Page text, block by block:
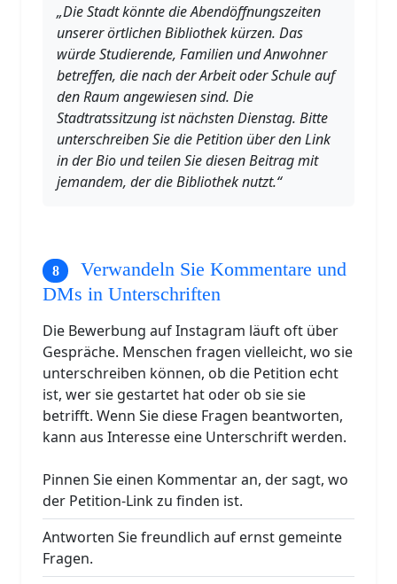
„Die Stadt könnte die Abendöffnungszeiten
unserer örtlichen Bibliothek kürzen. Das
würde Studierende, Familien und Anwohner
betreffen, die nach der Arbeit oder Schule auf
den Raum angewiesen sind. Die
Stadtratssitzung ist nächsten Dienstag. Bitte
unterschreiben Sie die Petition über den Link
in der Bio und teilen Sie diesen Beitrag mit
jemandem, der die Bibliothek nutzt.“
Verwandeln Sie Kommentare und
DMs in Unterschriften
Die Bewerbung auf Instagram läuft oft über
Gespräche. Menschen fragen vielleicht, wo sie
unterschreiben können, ob die Petition echt
ist, wer sie gestartet hat oder ob sie sie
betrifft. Wenn Sie diese Fragen beantworten,
kann aus Interesse eine Unterschrift werden.
Pinnen Sie einen Kommentar an, der sagt, wo
der Petition-Link zu finden ist.
Antworten Sie freundlich auf ernst gemeinte
Fragen.